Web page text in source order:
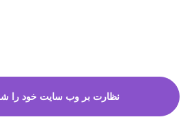
نظارت بر وب سایت خود را